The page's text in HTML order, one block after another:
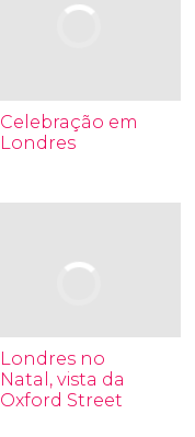
Celebração em
Londres
Londres no
Natal, vista da
Oxford Street